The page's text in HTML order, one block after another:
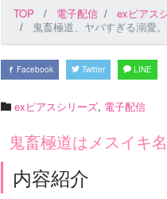
TOP 電子配信
exピアス
鬼畜極道、ヤバすぎる溺愛
Facebook Twitter LINE
exピアスシリーズ, 電子配信
鬼畜極道はメスイキ
内容紹介